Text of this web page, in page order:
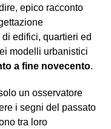
epico racconto
edifici, quartieri ed
modelli urbanistici
a fine novecento.
un osservatore
i segni del passato
tra loro